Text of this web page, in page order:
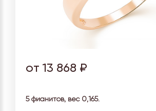
от 13 868 ₽
5 фианитов, вес 0,165.